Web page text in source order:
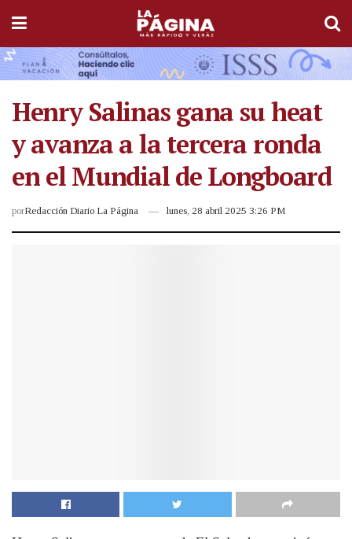
Henry Salinas gana su heat
y avanza a la tercera ronda
en el Mundial de Longboard
porRedacción Diario La Página lunes, 28 abril 2025 3:26 PM